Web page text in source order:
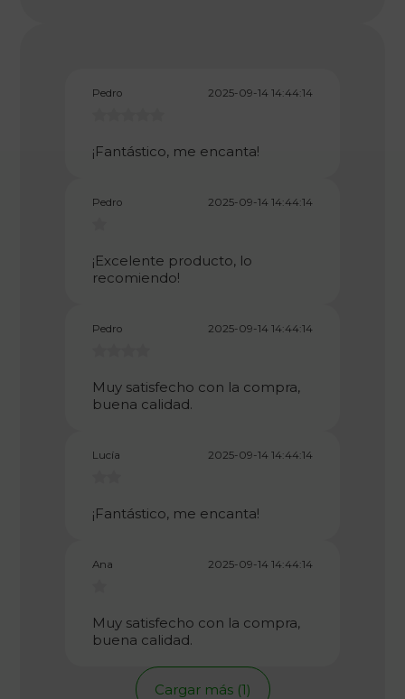
Pedro 2025-09-14 14:44:14
¡Fantástico, me encanta!
Pedro 2025-09-14 14:44:14
¡Excelente producto, lo
recomiendo!
Pedro 2025-09-14 14:44:14
Muy satisfecho con la compra,
buena calidad.
Lucía 2025-09-14 14:44:14
¡Fantástico, me encanta!
Ana 2025-09-14 14:44:14
Muy satisfecho con la compra,
buena calidad.
Cargar más (1)